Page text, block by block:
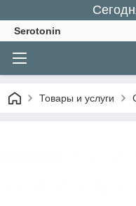
Serotonin
Товары и услуги